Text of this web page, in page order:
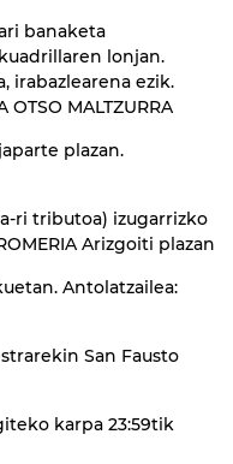
banaketa
lonjan.
irabazlearena ezik.
OTSO MALTZURRA
plazan.
ri tributoa) izugarrizko
Arizgoiti plazan
Antolatzailea:
San Fausto
karpa 23:59tik